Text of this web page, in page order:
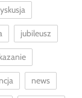
jubileusz
kazanie
news